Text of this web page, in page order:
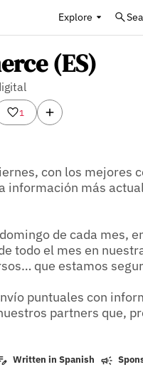
Explore
(ES)
1
con los mejores
información más
de cada mes,
todo el mes en
que estamos
puntuales con
partners que,
Written in Spanish